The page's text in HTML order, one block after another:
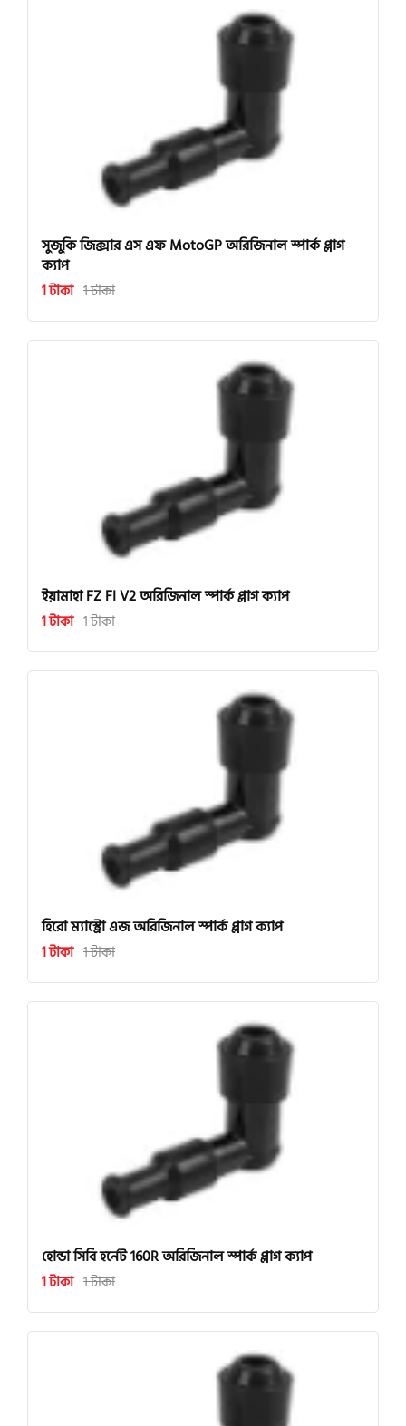
সুজুকি জিক্সার এস এফ MotoGP অরিজিনাল স্পার্ক প্লাগ
ক্যাপ
1 টাকা 1 টাকা
ইয়ামাহা FZ FI V2 অরিজিনাল স্পার্ক প্লাগ ক্যাপ
1 টাকা 1 টাকা
হিরো ম্যাস্ট্রো এজ অরিজিনাল স্পার্ক প্লাগ ক্যাপ
1 টাকা 1 টাকা
হোন্ডা সিবি হর্নেট 160R অরিজিনাল স্পার্ক প্লাগ ক্যাপ
1 টাকা 1 টাকা